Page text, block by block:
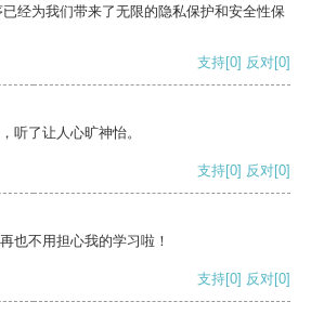
经为我们带来了无限的隐私保护和安全性保
支持[0] 反对[0]
听了让人心旷神怡。
支持[0] 反对[0]
也不用担心我的学习啦！
支持[0] 反对[0]